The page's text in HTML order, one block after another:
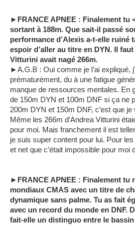
►FRANCE APNEE : Finalement tu
sortant à 188m. Que sait-il passé
performance d’Alexis a-t-elle ruiné
espoir d’aller au titre en DYN. Il
Vitturini avait nagé 266m.
►A.G.B : Oui comme je l’ai expliqué,
prématurément, du à une fatigue
manque de ressources mentales. En
de 150m DYN et 100m DNF si ça ne
200m DYN et 150m DNF, c’est que je
Même les 266m d’Andrea Vitturini
pour moi. Mais franchement il est
je suis super content pour lui. Pour
et net que c’était impossible pour moi
►FRANCE APNEE : Finalement tu
mondiaux CMAS avec un titre de
dynamique sans palme. Tu as fait
avec un record du monde en DNF.
fait-elle un distinguo entre le bassin